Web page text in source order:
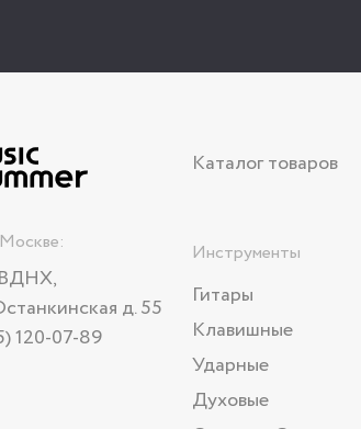
Каталог товаров
Инструменты
Гитары
Клавишные
Ударные
Духовые
д. 55
120-07-89